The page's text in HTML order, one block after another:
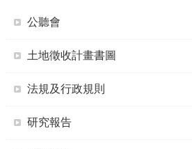
公聽會
土地徵收計畫書圖
法規及行政規則
研究報告